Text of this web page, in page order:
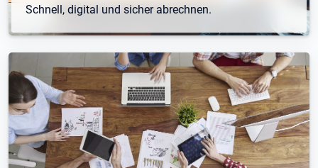
Schnell, digital und sicher abrechnen.